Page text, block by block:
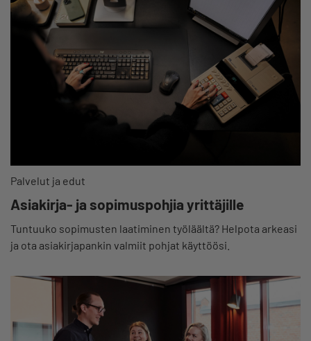
Palvelut ja edut
Asiakirja- ja sopimuspohjia yrittäjille
Tuntuuko sopimusten laatiminen työläältä? Helpota arkeasi
ja ota asiakirjapankin valmiit pohjat käyttöösi.